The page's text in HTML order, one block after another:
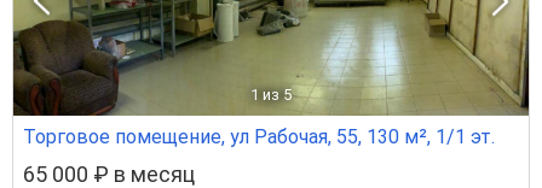
1 из 5
Торговое помещение, ул Рабочая, 55, 130 м², 1/1 эт.
65 000 ₽ в месяц